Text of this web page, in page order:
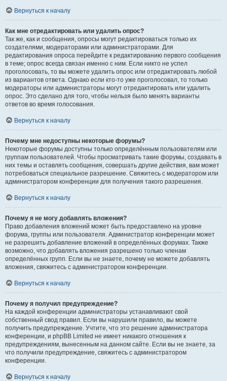
Вернуться к началу
Как мне отредактировать или удалить опрос?
Так же, как и сообщения, опросы могут редактироваться только их
создателями, модераторами или администраторами. Для
редактирования опроса перейдите к редактированию первого сообщения
в теме; опрос всегда связан именно с ним. Если никто не успел
проголосовать, то вы можете удалить опрос или отредактировать любой
из вариантов ответа. Однако если кто-то уже проголосовал, то только
модераторы или администраторы могут отредактировать или удалить
опрос. Это сделано для того, чтобы нельзя было менять варианты
ответов во время голосования.
Вернуться к началу
Почему мне недоступны некоторые форумы?
Некоторые форумы доступны только определённым пользователям или
группам пользователей. Чтобы просматривать такие форумы, создавать в
них темы и оставлять сообщения, совершать другие действия, вам может
потребоваться специальное разрешение. Свяжитесь с модератором или
администратором конференции для получения такого разрешения.
Вернуться к началу
Почему я не могу добавлять вложения?
Право добавления вложений может быть предоставлено на уровне
форума, группы или пользователя. Администратор конференции может
не разрешить добавление вложений в определённых форумах. Также
возможно, что добавлять вложения разрешено только членам
определённых групп. Если вы не знаете, почему не можете добавлять
вложения, свяжитесь с администратором конференции.
Вернуться к началу
Почему я получил предупреждение?
На каждой конференции администраторы устанавливают свой
собственный свод правил. Если вы нарушили правило, вы можете
получить предупреждение. Учтите, что это решение администратора
конференции, и phpBB Limited не имеет никакого отношения к
предупреждениям, вынесенным на данном сайте. Если вы не знаете, за
что получили предупреждение, свяжитесь с администратором
конференции.
Вернуться к началу